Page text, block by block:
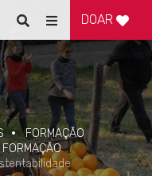
Pesquisar
Alternar
de
navegação
DOAR
FORMAÇÃO